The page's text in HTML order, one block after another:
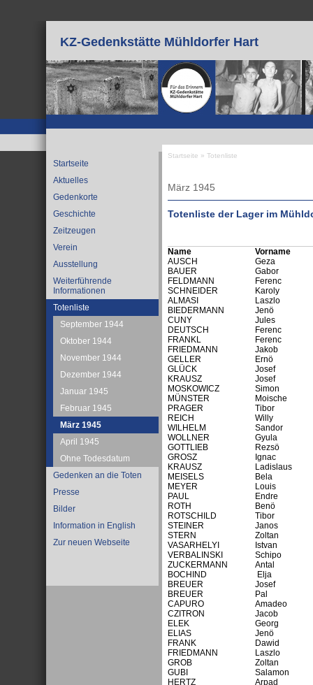
KZ-Gedenkstätte Mühldorfer Hart
Startseite
Aktuelles
Gedenkorte
Geschichte
Zeitzeugen
Verein
Ausstellung
Weiterführende
Informationen
Totenliste
September 1944
Oktober 1944
November 1944
Dezember 1944
Januar 1945
Februar 1945
März 1945
April 1945
Ohne Todesdatum
Gedenken an die Toten
Presse
Bilder
Information in English
Zur neuen Webseite
Startseite » Totenliste
März 1945
Totenliste der Lager im
Name
Vorname
AUSCH
Geza
BAUER
Gabor
FELDMANN
Ferenc
SCHNEIDER
Karoly
ALMASI
Laszlo
BIEDERMANN
Jenö
CUNY
Jules
DEUTSCH
Ferenc
FRANKL
Ferenc
FRIEDMANN
Jakob
GELLER
Ernö
GLÜCK
Josef
KRAUSZ
Josef
MOSKOWICZ
Simon
MÜNSTER
Moische
PRAGER
Tibor
REICH
Willy
WILHELM
Sandor
WOLLNER
Gyula
GOTTLIEB
Rezsö
GROSZ
Ignac
KRAUSZ
Ladislaus
MEISELS
Bela
MEYER
Louis
PAUL
Endre
ROTH
Benö
ROTSCHILD
Tibor
STEINER
Janos
STERN
Zoltan
VASARHELYI
Istvan
VERBALINSKI
Schipo
ZUCKERMANN
Antal
BOCHIND
Elja
BREUER
Josef
BREUER
Pal
CAPURO
Amadeo
CZITRON
Jacob
ELEK
Georg
ELIAS
Jenö
FRANK
Dawid
FRIEDMANN
Laszlo
GROB
Zoltan
GUBI
Salamon
HERTZ
Arpad